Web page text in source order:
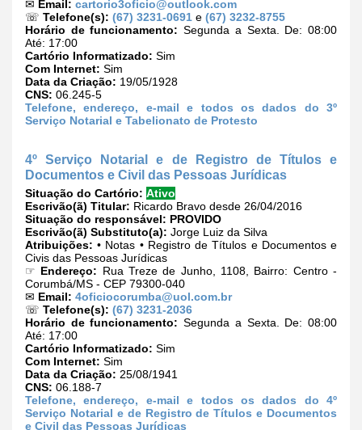
✉ Email: cartorio3oficio@outlook.com
☏ Telefone(s): (67) 3231-0691 e (67) 3232-8755
Horário de funcionamento: Segunda a Sexta. De: 08:00
Até: 17:00
Cartório Informatizado: Sim
Com Internet: Sim
Data da Criação: 19/05/1928
CNS: 06.245-5
Telefone, endereço, e-mail e todos os dados do 3º
Serviço Notarial e Tabelionato de Protesto
4º Serviço Notarial e de Registro de Títulos e
Documentos e Civil das Pessoas Jurídicas
Situação do Cartório: Ativo
Escrivão(ã) Titular: Ricardo Bravo desde 26/04/2016
Situação do responsável: PROVIDO
Escrivão(ã) Substituto(a): Jorge Luiz da Silva
Atribuições: • Notas • Registro de Títulos e Documentos e
Civis das Pessoas Jurídicas
☞ Endereço: Rua Treze de Junho, 1108, Bairro: Centro -
Corumbá/MS - CEP 79300-040
✉ Email: 4oficiocorumba@uol.com.br
☏ Telefone(s): (67) 3231-2036
Horário de funcionamento: Segunda a Sexta. De: 08:00
Até: 17:00
Cartório Informatizado: Sim
Com Internet: Sim
Data da Criação: 25/08/1941
CNS: 06.188-7
Telefone, endereço, e-mail e todos os dados do 4º
Serviço Notarial e de Registro de Títulos e Documentos
e Civil das Pessoas Jurídicas